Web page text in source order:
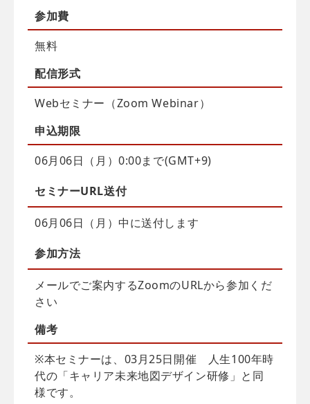
参加費
無料
配信形式
Webセミナー（Zoom Webinar）
申込期限
06月06日（月）0:00まで(GMT+9)
セミナーURL送付
06月06日（月）中に送付します
参加方法
メールでご案内するZoomのURLから参加くだ
さい
備考
※本セミナーは、03月25日開催 人生100年時
代の「キャリア未来地図デザイン研修」と同
様です。